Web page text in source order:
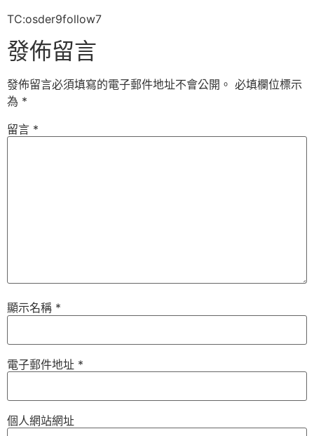
TC:osder9follow7
發佈留言
發佈留言必須填寫的電子郵件地址不會公開。 必填欄位標示
為 *
留言 *
顯示名稱 *
電子郵件地址 *
個人網站網址